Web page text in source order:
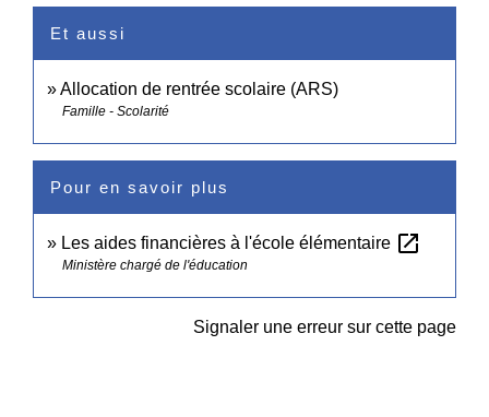
Et aussi
Allocation de rentrée scolaire (ARS)
Famille - Scolarité
Pour en savoir plus
Les aides financières à l'école élémentaire open_in_new
Ministère chargé de l'éducation
Signaler une erreur sur cette page